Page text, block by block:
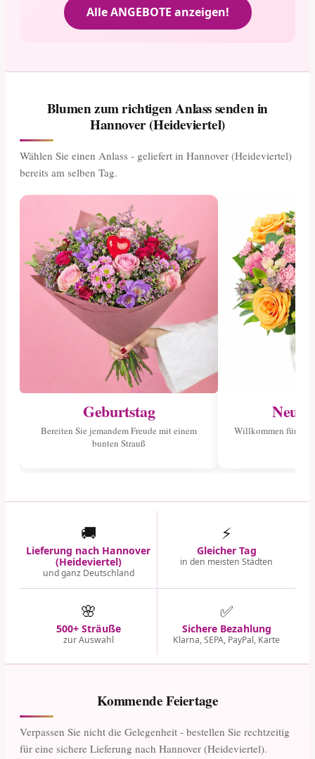
Alle ANGEBOTE anzeigen!
Blumen zum richtigen Anlass senden in
Hannover (Heideviertel)
Wählen Sie einen Anlass - geliefert in Hannover (Heideviertel)
bereits am selben Tag.
Geburtstag
Bereiten Sie jemandem Freude mit einem
bunten Strauß
Willkommen für
🚚
Lieferung nach Hannover
(Heideviertel)
und ganz Deutschland
⚡
Gleicher Tag
in den meisten Städten
🌸
500+ Sträuße
zur Auswahl
✅
Sichere Bezahlung
Klarna, SEPA, PayPal, Karte
Kommende Feiertage
Verpassen Sie nicht die Gelegenheit - bestellen Sie rechtzeitig
für eine sichere Lieferung nach Hannover (Heideviertel).